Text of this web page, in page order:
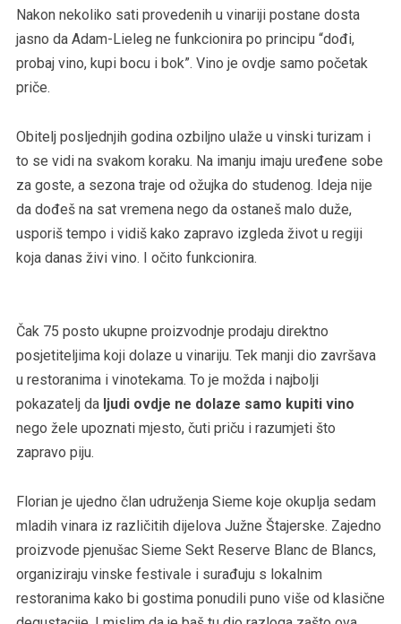
Nakon nekoliko sati provedenih u vinariji postane dosta
jasno da Adam-Lieleg ne funkcionira po principu “dođi,
probaj vino, kupi bocu i bok”. Vino je ovdje samo početak
priče.
Obitelj posljednjih godina ozbiljno ulaže u vinski turizam i
to se vidi na svakom koraku. Na imanju imaju uređene sobe
za goste, a sezona traje od ožujka do studenog. Ideja nije
da dođeš na sat vremena nego da ostaneš malo duže,
usporiš tempo i vidiš kako zapravo izgleda život u regiji
koja danas živi vino. I očito funkcionira.
Čak 75 posto ukupne proizvodnje prodaju direktno
posjetiteljima koji dolaze u vinariju. Tek manji dio završava
u restoranima i vinotekama. To je možda i najbolji
pokazatelj da ljudi ovdje ne dolaze samo kupiti vino
nego žele upoznati mjesto, čuti priču i razumjeti što
zapravo piju.
Florian je ujedno član udruženja Sieme koje okuplja sedam
mladih vinara iz različitih dijelova Južne Štajerske. Zajedno
proizvode pjenušac Sieme Sekt Reserve Blanc de Blancs,
organiziraju vinske festivale i surađuju s lokalnim
restoranima kako bi gostima ponudili puno više od klasične